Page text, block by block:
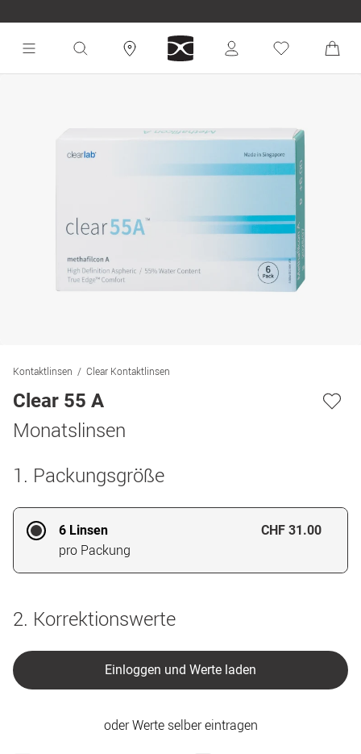
Kontaktlinsen Clear Kontaktlinsen
Clear 55 A
Monatslinsen
1. Packungsgröße
6 Linsen
pro Packung
CHF 31.00
2. Korrektionswerte
Einloggen und Werte laden
oder Werte selber eintragen